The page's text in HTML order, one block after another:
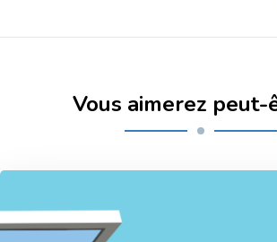
Vous aimerez peut-